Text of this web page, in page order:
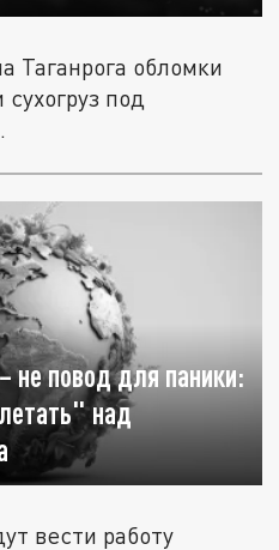
Таганрога обломки
под
не повод для паники:
над
вести работу